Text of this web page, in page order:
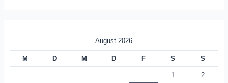
August 2026
M D M D F S S
1
2